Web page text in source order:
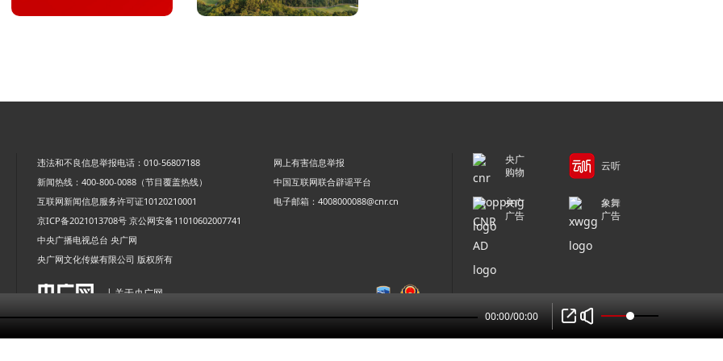
违法和不良信息举报电话：010-56807188
网上有害信息举报
新闻热线：400-800-0088（节目覆盖热线）
中国互联网联合辟谣平台
互联网新闻信息服务许可证10120210001
电子邮箱：4008000088@cnr.cn
京ICP备2021013708号 京公网安备11010602007741
中央广播电视总台 央广网
央广网文化传媒有限公司 版权所有
| 关于央广网
央广
购物
云听
央广
广告
象舞
广告
00:00/00:00